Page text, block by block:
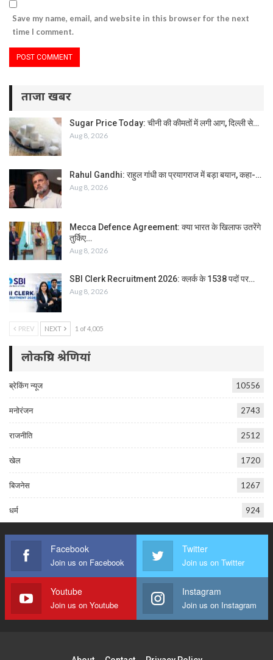
Save my name, email, and website in this browser for the next
time I comment.
ताजा खबर
Sugar Price Today: चीनी की कीमतों में लगी आग, दिल्ली से…
Aug 8, 2026
Rahul Gandhi: राहुल गांधी का प्रयागराज में बड़ा बयान, कहा-…
Aug 8, 2026
Mecca Defence Agreement: क्या भारत के खिलाफ उतरेंगे
तुर्किए…
Aug 8, 2026
SBI Clerk Recruitment 2026: क्लर्क के 1538 पदों पर…
Aug 8, 2026
PREV NEXT 1 of 4,005
लोकप्रिय श्रेणियां
ब्रेकिंग न्यूज 10556
मनोरंजन 2743
राजनीति 2512
खेल 1720
बिजनेस 1267
धर्म 924
Facebook
Join us on Facebook
Twitter
Join us on Twitter
Youtube
Join us on Youtube
Instagram
Join us on Instagram